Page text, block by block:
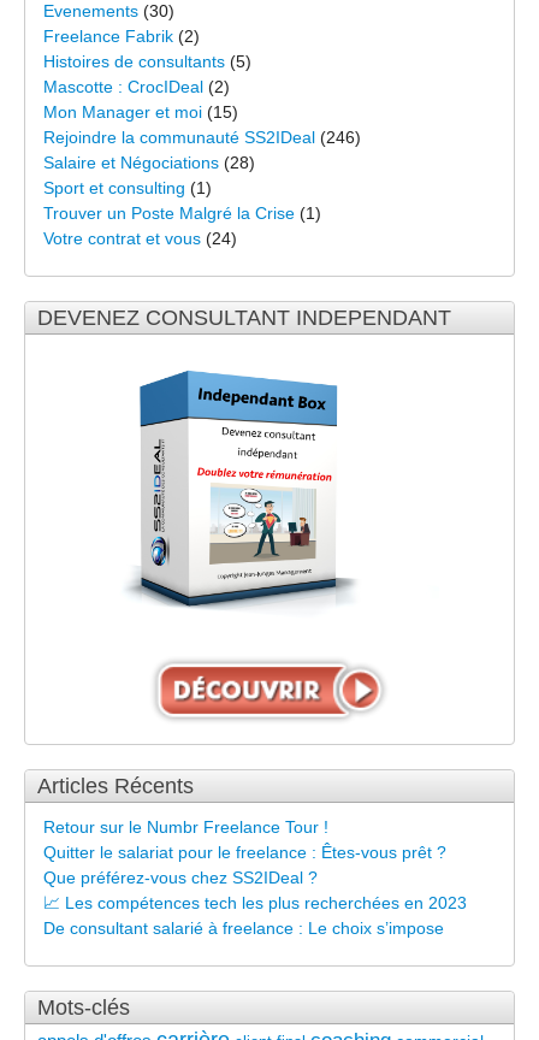
Evenements (30)
Freelance Fabrik (2)
Histoires de consultants (5)
Mascotte : CrocIDeal (2)
Mon Manager et moi (15)
Rejoindre la communauté SS2IDeal (246)
Salaire et Négociations (28)
Sport et consulting (1)
Trouver un Poste Malgré la Crise (1)
Votre contrat et vous (24)
DEVENEZ CONSULTANT INDEPENDANT
Articles Récents
Retour sur le Numbr Freelance Tour !
Quitter le salariat pour le freelance : Êtes-vous prêt ?
Que préférez-vous chez SS2IDeal ?
📈 Les compétences tech les plus recherchées en 2023
De consultant salarié à freelance : Le choix s’impose
Mots-clés